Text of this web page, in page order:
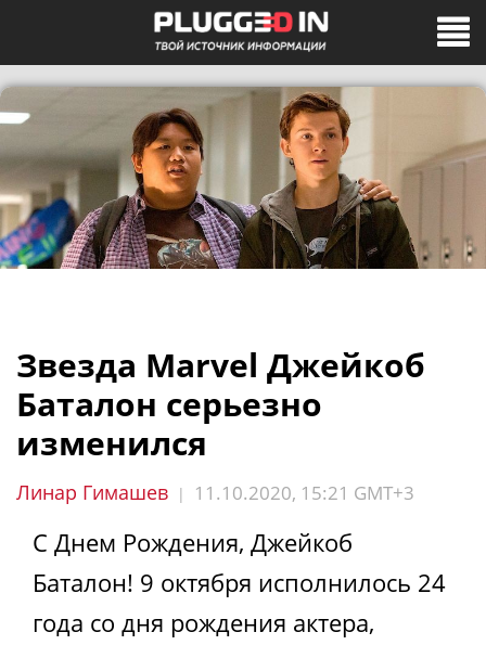
Звезда Marvel Джейкоб
Баталон серьезно
изменился
Линар Гимашев | 11.10.2020, 15:21 GMT+3
С Днем Рождения, Джейкоб
Баталон! 9 октября исполнилось 24
года со дня рождения актера,